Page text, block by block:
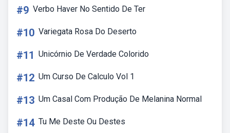
#9 Verbo Haver No Sentido De Ter
#10 Variegata Rosa Do Deserto
#11 Unicórnio De Verdade Colorido
#12 Um Curso De Calculo Vol 1
#13 Um Casal Com Produção De Melanina Normal
#14 Tu Me Deste Ou Destes